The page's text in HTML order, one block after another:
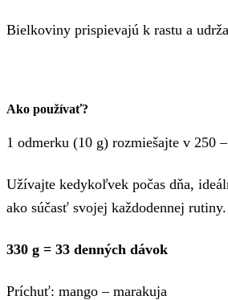
Bielkoviny prispievajú k rastu a
Ako používať?
1 odmerku (10 g) rozmiešajte v 250
Užívajte kedykoľvek počas dňa,
ako súčasť svojej každodennej rutiny.
330 g = 33 denných dávok
Príchuť: mango – marakuja